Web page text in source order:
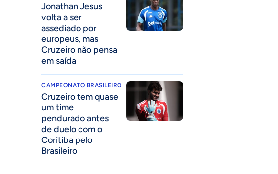
Jonathan Jesus
volta a ser
assediado por
europeus, mas
Cruzeiro não pensa
em saída
CAMPEONATO BRASILEIRO
Cruzeiro tem quase
um time
pendurado antes
de duelo com o
Coritiba pelo
Brasileiro